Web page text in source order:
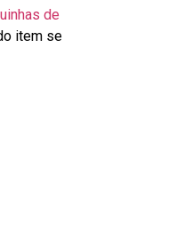
de
item se